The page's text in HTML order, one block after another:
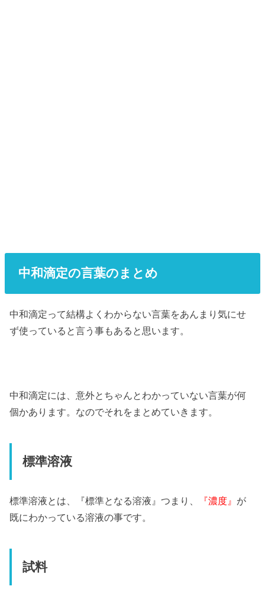
中和滴定の言葉のまとめ
中和滴定って結構よくわからない言葉をあんまり気にせ
ず使っていると言う事もあると思います。
中和滴定には、意外とちゃんとわかっていない言葉が何
個かあります。なのでそれをまとめていきます。
標準溶液
標準溶液とは、『標準となる溶液』つまり、 『濃度』 が
既にわかっている溶液の事です。
試料